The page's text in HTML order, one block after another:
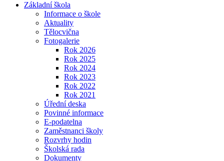
Základní škola
Informace o škole
Aktuality
Tělocvična
Fotogalerie
Rok 2026
Rok 2025
Rok 2024
Rok 2023
Rok 2022
Rok 2021
Úřední deska
Povinné informace
E-podatelna
Zaměstnanci školy
Rozvrhy hodin
Školská rada
Dokumenty